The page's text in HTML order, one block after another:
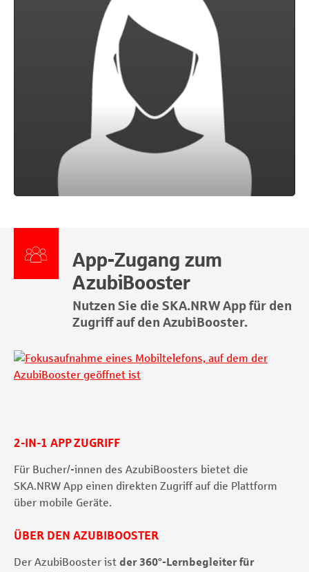
App-Zugang zum
AzubiBooster
Nutzen Sie die SKA.NRW App für den
Zugriff auf den AzubiBooster.
2-IN-1 APP ZUGRIFF
Für Bucher/-innen des AzubiBoosters bietet die
SKA.NRW App einen direkten Zugriff auf die Plattform
über mobile Geräte.
ÜBER DEN AZUBIBOOSTER
Der AzubiBooster ist der 360°-Lernbegleiter für